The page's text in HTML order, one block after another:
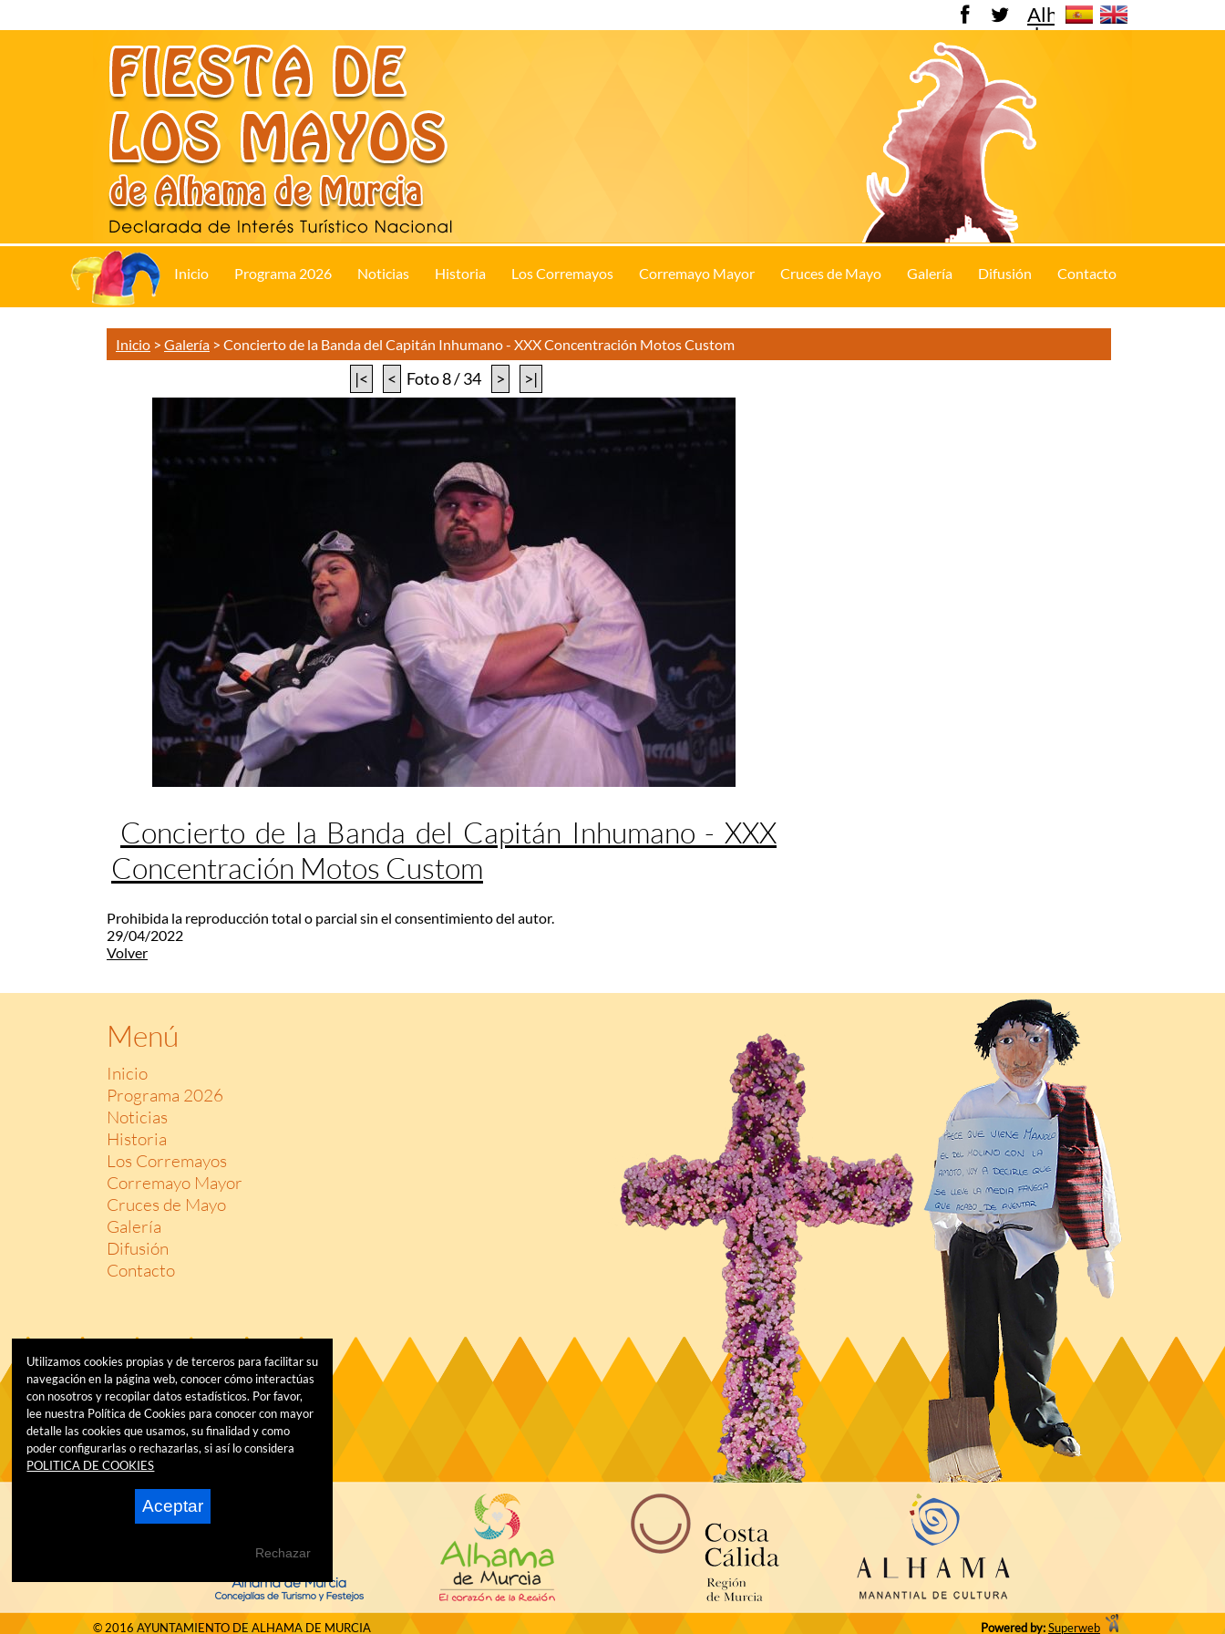
Alhama
de
Inicio Programa 2026 Noticias Historia Los Corremayos Corremayo Mayor Cruces de Mayo Galería Difusión Contacto
Inicio > Galería > Concierto de la Banda del Capitán Inhumano - XXX Concentración Motos Custom
|< < Foto 8 / 34 > >|
Concierto de la Banda del Capitán Inhumano - XXX
Concentración Motos Custom
Prohibida la reproducción total o parcial sin el consentimiento del autor.
29/04/2022
Volver
Menú
Inicio
Programa 2026
Noticias
Historia
Los Corremayos
Corremayo Mayor
Cruces de Mayo
Galería
Difusión
Contacto
© 2016 AYUNTAMIENTO DE ALHAMA DE MURCIA Powered by:Superweb
Utilizamos cookies propias y de terceros para facilitar su
navegación en la página web, conocer cómo interactúas
con nosotros y recopilar datos estadísticos. Por favor,
lee nuestra Política de Cookies para conocer con mayor
detalle las cookies que usamos, su finalidad y como
poder configurarlas o rechazarlas, si así lo considera
POLITICA DE COOKIES
Aceptar
Rechazar